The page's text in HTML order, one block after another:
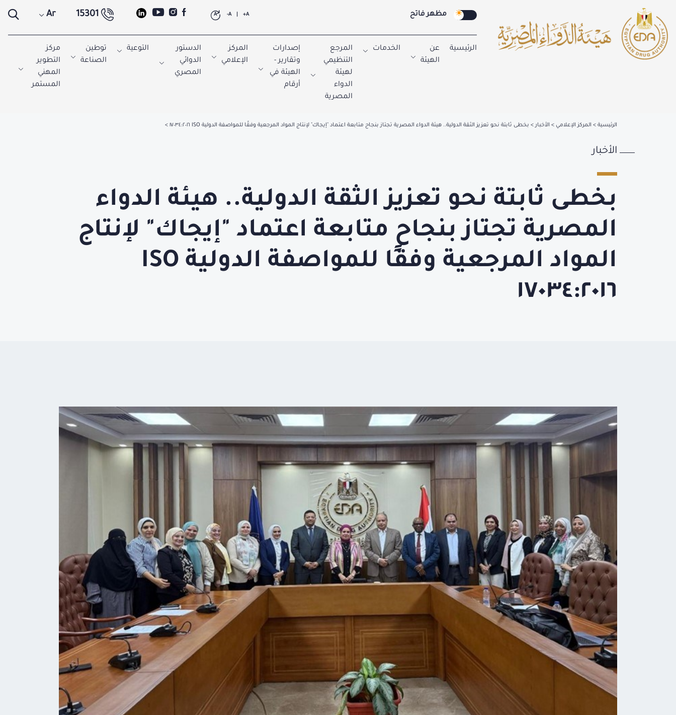
مظهر فاتح A+
A-
A
15301
Ar
الرئيسية
عن
الهيئة
الخدمات
المرجع
التنظيمي
لهيئة
الدواء
المصرية
إصدارات
وتقارير -
الهيئة في
أرقام
المركز
الإعلامي
الدستور
الدوائي
المصري
التوعية
توطين
الصناعة
مركز
التطوير
المهني
المستمر
الرئيسية المركز الإعلامي الأخبار بخطى ثابتة نحو تعزيز الثقة الدولية.. هيئة الدواء المصرية تجتاز بنجاح متابعة اعتماد "إيجاك" لإنتاج المواد المرجعية وفقًا للمواصفة الدولية ISO ١٧٠٣٤:٢٠١٦
الأخبار
بخطى ثابتة نحو تعزيز الثقة الدولية.. هيئة الدواء
المصرية تجتاز بنجاح متابعة اعتماد "إيجاك" لإنتاج
المواد المرجعية وفقًا للمواصفة الدولية ISO
١٧٠٣٤:٢٠١٦